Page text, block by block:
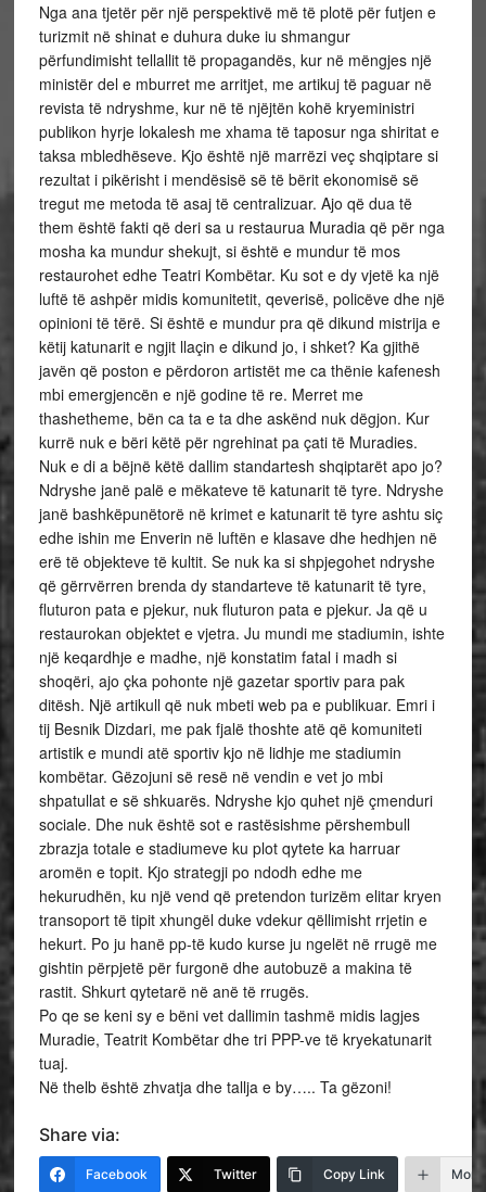
Nga ana tjetër për një perspektivë më të plotë për futjen e
turizmit në shinat e duhura duke iu shmangur
përfundimisht tellallit të propagandës, kur në mëngjes një
ministër del e mburret me arritjet, me artikuj të paguar në
revista të ndryshme, kur në të njëjtën kohë kryeministri
publikon hyrje lokalesh me xhama të taposur nga shiritat e
taksa mbledhëseve. Kjo është një marrëzi veç shqiptare si
rezultat i pikërisht i mendësisë së të bërit ekonomisë së
tregut me metoda të asaj të centralizuar. Ajo që dua të
them është fakti që deri sa u restaurua Muradia që për nga
mosha ka mundur shekujt, si është e mundur të mos
restaurohet edhe Teatri Kombëtar. Ku sot e dy vjetë ka një
luftë të ashpër midis komunitetit, qeverisë, policëve dhe një
opinioni të tërë. Si është e mundur pra që dikund mistrija e
këtij katunarit e ngjit llaçin e dikund jo, i shket? Ka gjithë
javën që poston e përdoron artistët me ca thënie kafenesh
mbi emergjencën e një godine të re. Merret me
thashetheme, bën ca ta e ta dhe askënd nuk dëgjon. Kur
kurrë nuk e bëri këtë për ngrehinat pa çati të Muradies.
Nuk e di a bëjnë këtë dallim standartesh shqiptarët apo jo?
Ndryshe janë palë e mëkateve të katunarit të tyre. Ndryshe
janë bashkëpunëtorë në krimet e katunarit të tyre ashtu siç
edhe ishin me Enverin në luftën e klasave dhe hedhjen në
erë të objekteve të kultit. Se nuk ka si shpjegohet ndryshe
që gërrvërren brenda dy standarteve të katunarit të tyre,
fluturon pata e pjekur, nuk fluturon pata e pjekur. Ja që u
restaurokan objektet e vjetra. Ju mundi me stadiumin, ishte
një keqardhje e madhe, një konstatim fatal i madh si
shoqëri, ajo çka pohonte një gazetar sportiv para pak
ditësh. Një artikull që nuk mbeti web pa e publikuar. Emri i
tij Besnik Dizdari, me pak fjalë thoshte atë që komuniteti
artistik e mundi atë sportiv kjo në lidhje me stadiumin
kombëtar. Gëzojuni së resë në vendin e vet jo mbi
shpatullat e së shkuarës. Ndryshe kjo quhet një çmenduri
sociale. Dhe nuk është sot e rastësishme përshembull
zbrazja totale e stadiumeve ku plot qytete ka harruar
aromën e topit. Kjo strategji po ndodh edhe me
hekurudhën, ku një vend që pretendon turizëm elitar kryen
transoport të tipit xhungël duke vdekur qëllimisht rrjetin e
hekurt. Po ju hanë pp-të kudo kurse ju ngelët në rrugë me
gishtin përpjetë për furgonë dhe autobuzë a makina të
rastit. Shkurt qytetarë në anë të rrugës.
Po qe se keni sy e bëni vet dallimin tashmë midis lagjes
Muradie, Teatrit Kombëtar dhe tri PPP-ve të kryekatunarit
tuaj.
Në thelb është zhvatja dhe tallja e by….. Ta gëzoni!
Share via:
Facebook Twitter Copy Link More